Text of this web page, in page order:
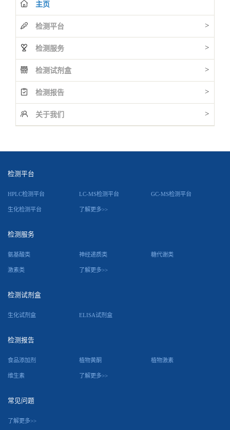
主页
检测平台 >
检测服务 >
检测试剂盒 >
检测报告 >
关于我们 >
检测平台
HPLC检测平台 LC-MS检测平台 GC-MS检测平台
生化检测平台 了解更多>>
检测服务
氨基酸类 神经递质类 糖代谢类
激素类 了解更多>>
检测试剂盒
生化试剂盒 ELISA试剂盒
检测报告
食品添加剂 植物黄酮 植物激素
维生素 了解更多>>
常见问题
了解更多>>